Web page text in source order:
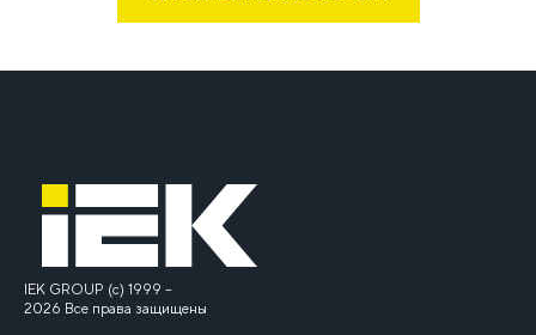
IEK GROUP (c) 1999 –
2026 Все права защищены